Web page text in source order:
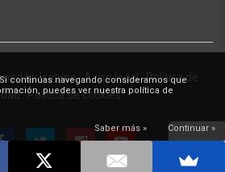
continúas navegando consideramos que
puedes ver nuestra política de
Saber más » Continuar »
byIxotype·Aviso legal·Política de
·Política de cookies